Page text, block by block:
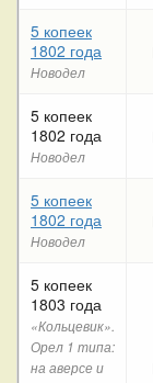
5 копеек
1802 года
Новодел
5 копеек
1802 года
Новодел
5 копеек
1802 года
Новодел
5 копеек
1803 года
«Кольцевик».
Орел 1 типа:
на аверсе и